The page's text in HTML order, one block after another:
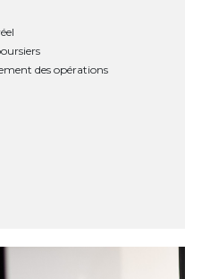
des opérations